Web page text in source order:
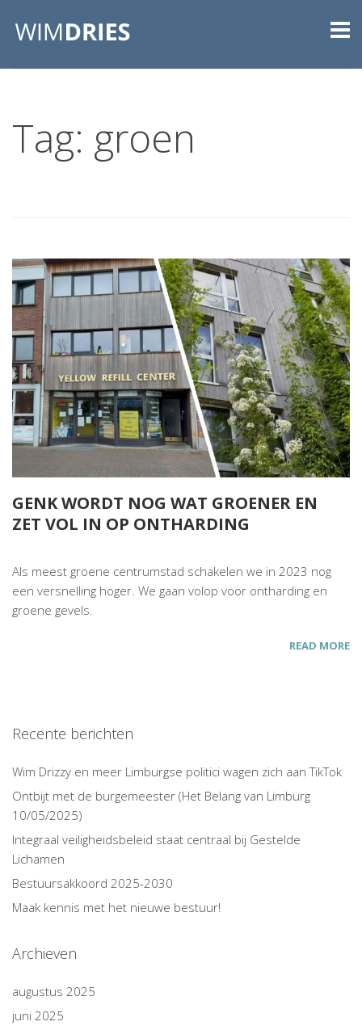
Tag: groen
GENK WORDT NOG WAT GROENER EN
ZET VOL IN OP ONTHARDING
Als meest groene centrumstad schakelen we in 2023 nog
een versnelling hoger. We gaan volop voor ontharding en
groene gevels.
READ MORE
Recente berichten
Wim Drizzy en meer Limburgse politici wagen zich aan TikTok
Ontbijt met de burgemeester (Het Belang van Limburg
10/05/2025)
Integraal veiligheidsbeleid staat centraal bij Gestelde
Lichamen
Bestuursakkoord 2025-2030
Maak kennis met het nieuwe bestuur!
Archieven
augustus 2025
juni 2025